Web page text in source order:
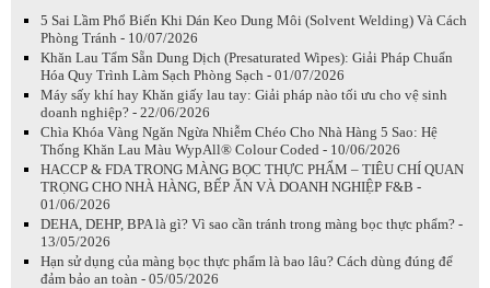
5 Sai Lầm Phổ Biến Khi Dán Keo Dung Môi (Solvent Welding) Và Cách
Phòng Tránh - 10/07/2026
Khăn Lau Tẩm Sẵn Dung Dịch (Presaturated Wipes): Giải Pháp Chuẩn
Hóa Quy Trình Làm Sạch Phòng Sạch - 01/07/2026
Máy sấy khí hay Khăn giấy lau tay: Giải pháp nào tối ưu cho vệ sinh
doanh nghiệp? - 22/06/2026
Chìa Khóa Vàng Ngăn Ngừa Nhiễm Chéo Cho Nhà Hàng 5 Sao: Hệ
Thống Khăn Lau Màu WypAll® Colour Coded - 10/06/2026
HACCP & FDA TRONG MÀNG BỌC THỰC PHẨM – TIÊU CHÍ QUAN
TRỌNG CHO NHÀ HÀNG, BẾP ĂN VÀ DOANH NGHIỆP F&B -
01/06/2026
DEHA, DEHP, BPA là gì? Vì sao cần tránh trong màng bọc thực phẩm? -
13/05/2026
Hạn sử dụng của màng bọc thực phẩm là bao lâu? Cách dùng đúng để
đảm bảo an toàn - 05/05/2026